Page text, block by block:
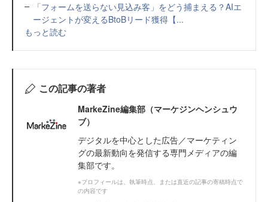
「フォームを送らない見込み客」をどう捕まえる？AIエ
ージェントが変えるBtoBリード獲得【...
もっと読む
この記事の著者
MarkeZine編集部（マーケジンヘンシュウ
ブ）
デジタルを中心とした広告／マーケティン
グの最新動向を発信する専門メディアの編
集部です。
※プロフィールは、執筆時点、または直近の記事の寄稿時点で
の内容です